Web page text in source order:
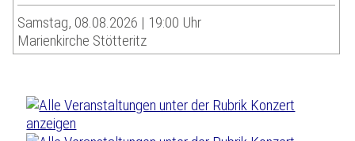
Samstag, 08.08.2026 | 19:00 Uhr
Marienkirche Stötteritz